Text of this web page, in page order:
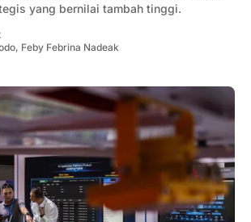
yang bernilai tambah tinggi.
, Feby Febrina Nadeak